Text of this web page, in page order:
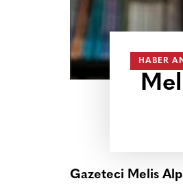
HABER
Gazeteci Melis